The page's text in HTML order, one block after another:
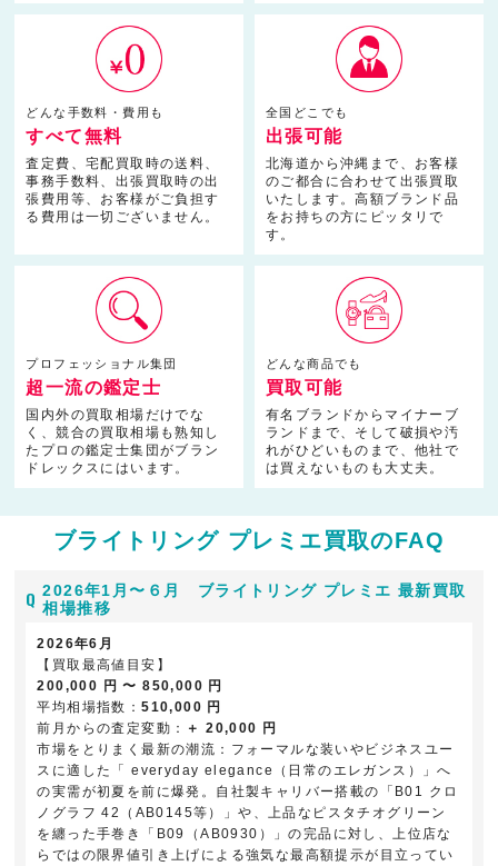
どんな手数料・費用も
すべて無料
査定費、宅配買取時の送料、
事務手数料、出張買取時の出
張費用等、お客様がご負担す
る費用は一切ございません。
全国どこでも
出張可能
北海道から沖縄まで、お客様
のご都合に合わせて出張買取
いたします。高額ブランド品
をお持ちの方にピッタリで
す。
プロフェッショナル集団
超一流の鑑定士
国内外の買取相場だけでな
く、競合の買取相場も熟知し
たプロの鑑定士集団がブラン
ドレックスにはいます。
どんな商品でも
買取可能
有名ブランドからマイナーブ
ランドまで、そして破損や汚
れがひどいものまで、他社で
は買えないものも大丈夫。
ブライトリング プレミエ買取のFAQ
2026年1月〜６月 ブライトリング プレミエ 最新買取
相場推移
2026年6月
【買取最高値目安】
200,000 円 〜 850,000 円
平均相場指数：510,000 円
前月からの査定変動：
＋ 20,000 円
市場をとりまく最新の潮流：フォーマルな装いやビジネスユー
スに適した「 everyday elegance（日常のエレガンス）」へ
の実需が初夏を前に爆発。自社製キャリバー搭載の「B01 クロ
ノグラフ 42（AB0145等）」や、上品なピスタチオグリーン
を纏った手巻き「B09（AB0930）」の完品に対し、上位店な
らではの限界値引き上げによる強気な最高額提示が目立ってい